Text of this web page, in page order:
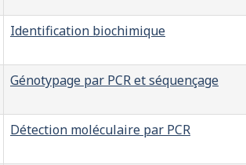
Identification biochimique
Génotypage par PCR et séquençage
Détection moléculaire par PCR